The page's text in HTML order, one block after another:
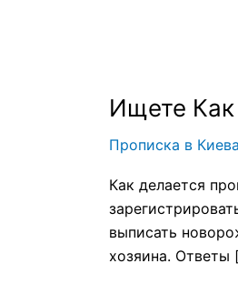
Ищете Как
Прописка в Киева
Как делается
выписать
хозяина. Ответы
Ищете
Делается
Прописка
Звоните!